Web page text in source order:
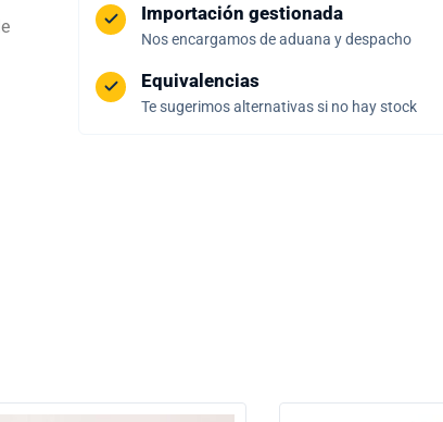
Importación gestionada
Nos encargamos de aduana y despacho
Equivalencias
Te sugerimos alternativas si no hay stock